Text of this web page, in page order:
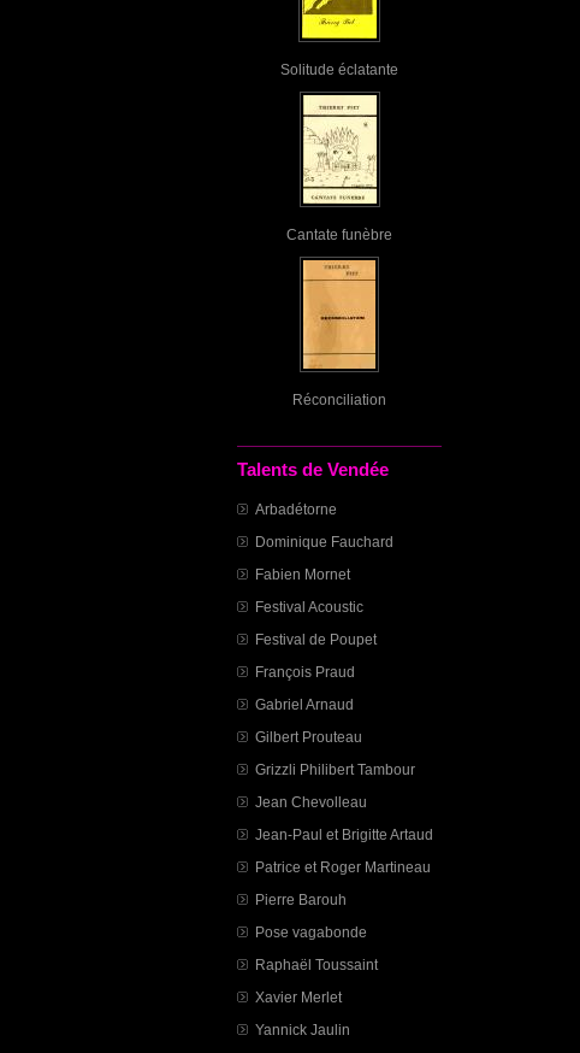
Solitude éclatante
Cantate funèbre
Réconciliation
Talents de Vendée
Arbadétorne
Dominique Fauchard
Fabien Mornet
Festival Acoustic
Festival de Poupet
François Praud
Gabriel Arnaud
Gilbert Prouteau
Grizzli Philibert Tambour
Jean Chevolleau
Jean-Paul et Brigitte Artaud
Patrice et Roger Martineau
Pierre Barouh
Pose vagabonde
Raphaël Toussaint
Xavier Merlet
Yannick Jaulin